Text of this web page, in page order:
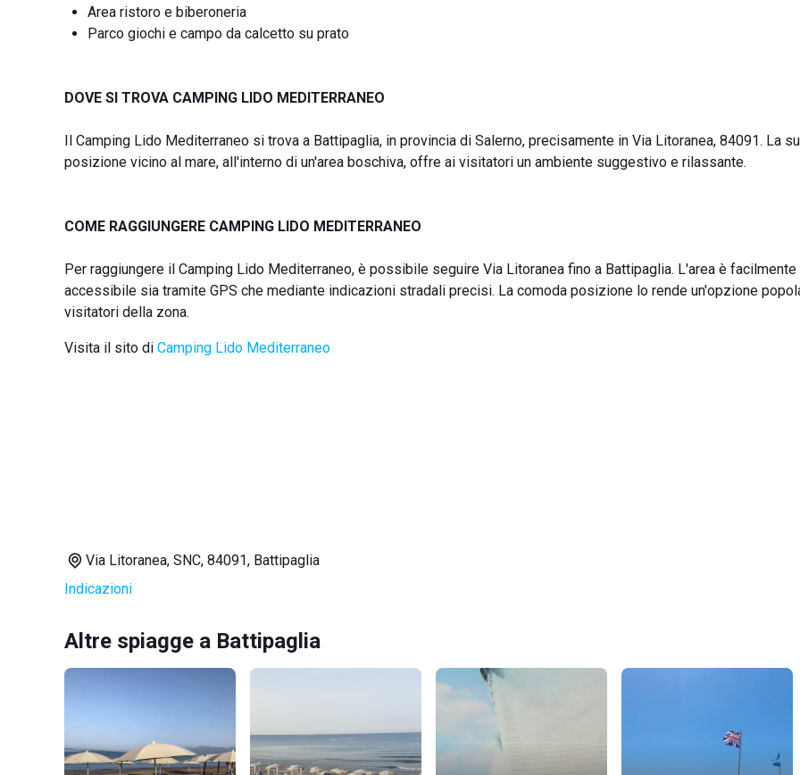
Area ristoro e biberoneria
Parco giochi e campo da calcetto su prato
DOVE SI TROVA CAMPING LIDO MEDITERRANEO
Il Camping Lido Mediterraneo si trova a Battipaglia, in provincia di Salerno, precisamente in Via Litoranea, 84091. La
posizione vicino al mare, all'interno di un'area boschiva, offre ai visitatori un ambiente suggestivo e rilassante.
COME RAGGIUNGERE CAMPING LIDO MEDITERRANEO
Per raggiungere il Camping Lido Mediterraneo, è possibile seguire Via Litoranea fino a Battipaglia. L'area è facilmente
accessibile sia tramite GPS che mediante indicazioni stradali precisi. La comoda posizione lo rende un'opzione
visitatori della zona.
Visita il sito di Camping Lido Mediterraneo
Via Litoranea, SNC, 84091, Battipaglia
Indicazioni
Altre spiagge a Battipaglia